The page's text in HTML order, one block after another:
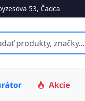
53, Čadca
Akcie